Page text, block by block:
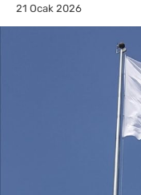
21 Ocak 2026